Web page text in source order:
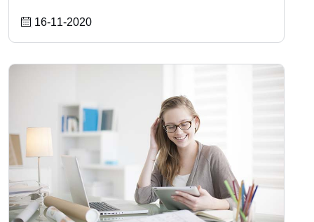
16-11-2020